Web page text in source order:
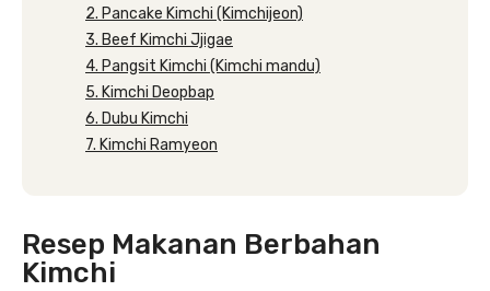
2. Pancake Kimchi (Kimchijeon)
3. Beef Kimchi Jjigae
4. Pangsit Kimchi (Kimchi mandu)
5. Kimchi Deopbap
6. Dubu Kimchi
7. Kimchi Ramyeon
Resep Makanan Berbahan
Kimchi